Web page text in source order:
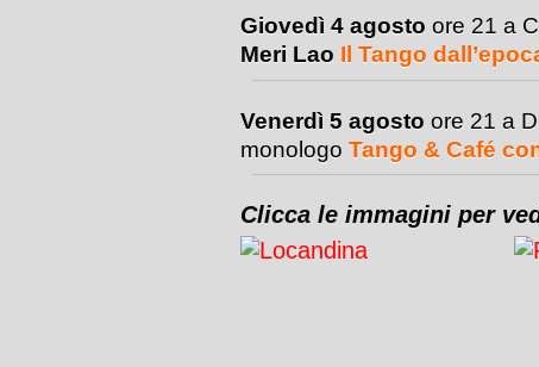
Giovedì 4 agosto ore 21 a
Meri Lao Il Tango
Venerdì 5 agosto ore 21 a
monologo Tango & Café
Clicca le immagini per